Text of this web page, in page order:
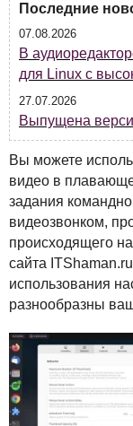
Последние
07.08.2026
В
для Linux с
27.07.2026
Выпущена
Вы можете
видео в
задания
видеозвонком,
происходящего
сайта ITS
использования
разнообразны